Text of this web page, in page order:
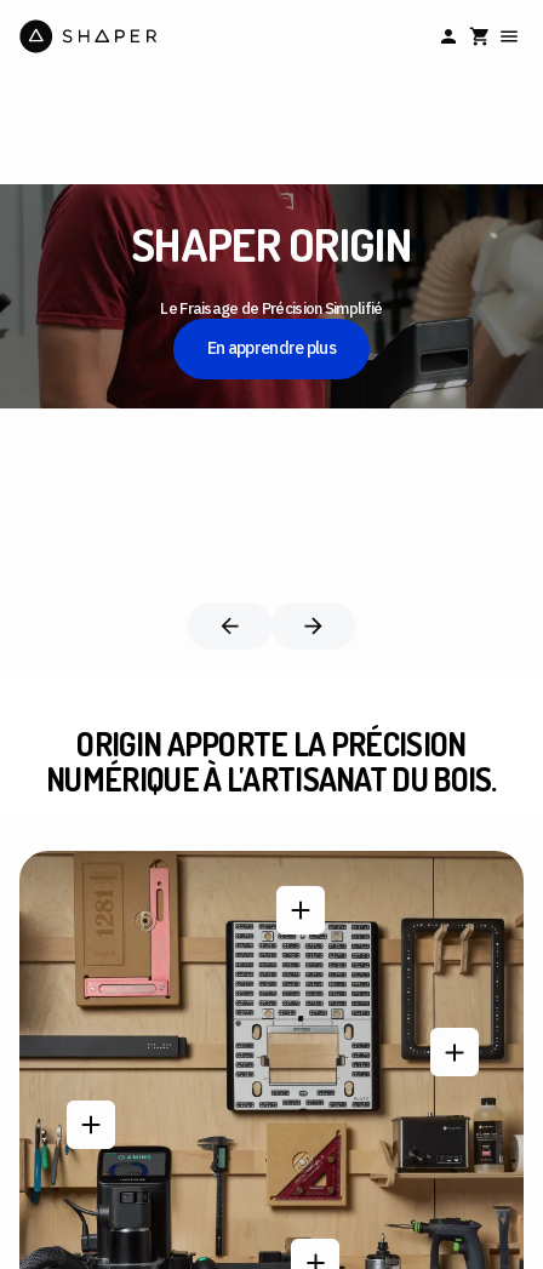
SHAPER ORIGIN
Le Fraisage de Précision Simplifié
En apprendre plus
ORIGIN APPORTE LA PRÉCISION
NUMÉRIQUE À L'ARTISANAT DU BOIS.